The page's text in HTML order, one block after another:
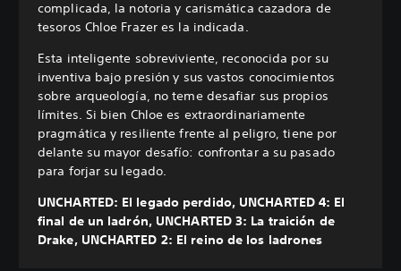
complicada, la notoria y carismática cazadora de
tesoros Chloe Frazer es la indicada.
Esta inteligente sobreviviente, reconocida por su
inventiva bajo presión y sus vastos conocimientos
sobre arqueología, no teme desafiar sus propios
límites. Si bien Chloe es extraordinariamente
pragmática y resiliente frente al peligro, tiene por
delante su mayor desafío: confrontar a su pasado
para forjar su legado.
UNCHARTED: El legado perdido, UNCHARTED 4: El
final de un ladrón, UNCHARTED 3: La traición de
Drake, UNCHARTED 2: El reino de los ladrones